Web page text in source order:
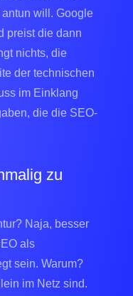
will. Google
preist die dann
nichts, die
der technischen
im Einklang
die die SEO-
zu
Naja, besser
als
sein. Warum?
im Netz sind.